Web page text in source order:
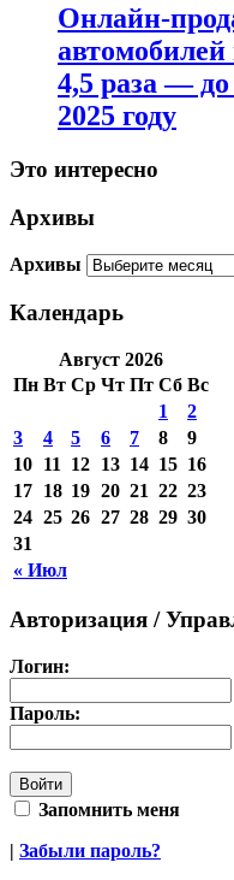
Онлайн-
4,5 раза —
2025 году
Это интересно
Архивы
Архивы
Календарь
Август 2026
Пн Вт Ср Чт Пт Сб Вс
« Июл
1
2
3
4 5 6 7 8
9
10 11 12 13 14 15 16
17 18 19 20 21 22 23
24 25 26 27 28 29 30
31
Авторизация /
Логин:
Пароль:
Запомнить меня
| Забыли пароль?